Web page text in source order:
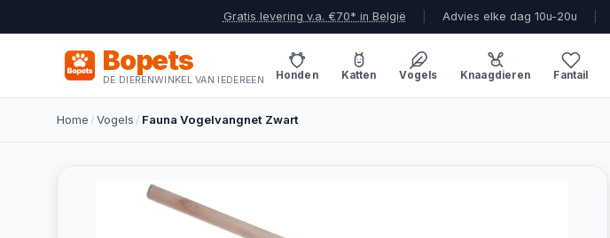
Gratis levering v.a. €70* in België Advies elke dag 10u-20u
Bopets
DE DIERENWINKEL VAN IEDEREEN Honden Katten Vogels Knaagdieren Fantail
Home /Vogels / Fauna Vogelvangnet Zwart